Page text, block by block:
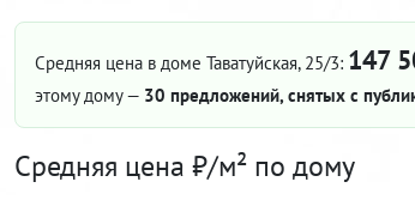
Средняя цена в доме Таватуйская, 25/3: 147
этому дому — 30 предложений, снятых с
Средняя цена ₽/м² по дому